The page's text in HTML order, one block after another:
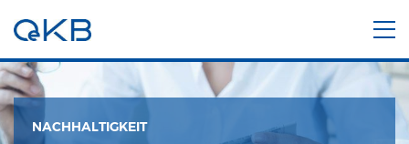
NACHHALTIGKEIT